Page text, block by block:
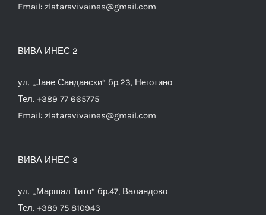
Email: zlataravivaines@gmail.com
ВИВА ИНЕС 2
ул. „Јане Сандански“ бр.23, Неготино
Тел. +389 77 665775
Email: zlataravivaines@gmail.com
ВИВА ИНЕС 3
ул. „Маршал Тито“ бр.47, Валандово
Тел. +389 75 810943